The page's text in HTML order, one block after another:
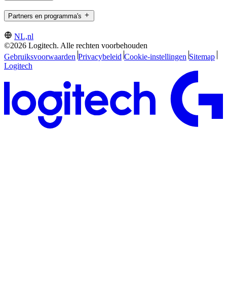
Partners en programma's
NL,nl
©2026 Logitech. Alle rechten voorbehouden
Gebruiksvoorwaarden Privacybeleid Cookie-instellingen Sitemap
Logitech